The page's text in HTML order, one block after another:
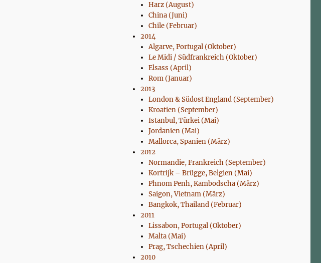
Harz (August)
China (Juni)
Chile (Februar)
2014
Algarve, Portugal (Oktober)
Le Midi / Südfrankreich (Oktober)
Elsass (April)
Rom (Januar)
2013
London & Südost England (September)
Kroatien (September)
Istanbul, Türkei (Mai)
Jordanien (Mai)
Mallorca, Spanien (März)
2012
Normandie, Frankreich (September)
Kortrijk – Brügge, Belgien (Mai)
Phnom Penh, Kambodscha (März)
Saigon, Vietnam (März)
Bangkok, Thailand (Februar)
2011
Lissabon, Portugal (Oktober)
Malta (Mai)
Prag, Tschechien (April)
2010